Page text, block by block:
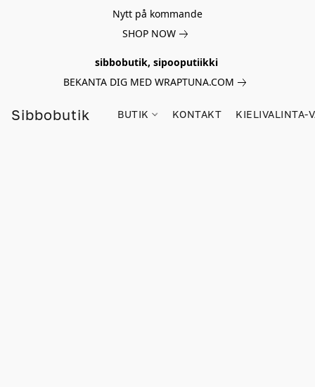
Nytt på kommande
SHOP NOW
sibbobutik, sipooputiikki
BEKANTA DIG MED WRAPTUNA.COM
Sibbobutik BUTIK KONTAKT KIELIVALINTA-